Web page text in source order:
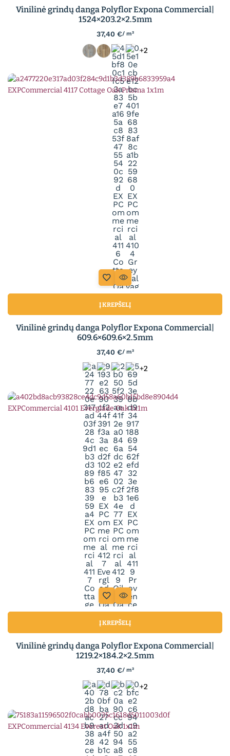
Vinilinė grindų danga Polyflor Expona Commercial|
1524×203.2×2.5mm
37,40 €/ m²
+2
Į KREPŠELĮ
Vinilinė grindų danga Polyflor Expona Commercial|
609.6×609.6×2.5mm
37,40 €/ m²
+2
Į KREPŠELĮ
Vinilinė grindų danga Polyflor Expona Commercial|
1219.2×184.2×2.5mm
37,40 €/ m²
+2